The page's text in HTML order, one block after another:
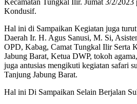
Kondusif.
Hal ini di Sampaikan Kegiatan juga
Daerah Ir. H. Agus Sanusi, M. Si,
OPD, Kabag, Camat Tungkal Ilir Serta
Jabung Barat, Ketua DWP, tokoh
juga antusias mengikuti kegiatan safari
Tanjung Jabung Barat.
Hal ini Di Sampaikan Selain Berjalan